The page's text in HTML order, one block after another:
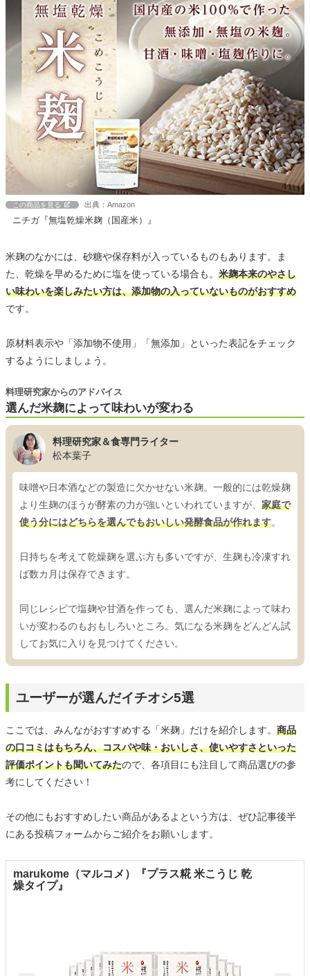
この商品を見る 出典：Amazon
ニチガ『無塩乾燥米麹（国産米）』
米麹のなかには、砂糖や保存料が入っているものもあります。ま
た、乾燥を早めるために塩を使っている場合も。 米麹本来のやさし
い味わいを楽しみたい方は、添加物の入っていないものがおすすめ
です。
原材料表示や「添加物不使用」「無添加」といった表記をチェック
するようにしましょう。
選んだ米麹によって味わいが変わる
料理研究家からのアドバイス
料理研究家＆食専門ライター
松本葉子
味噌や日本酒などの製造に欠かせない米麹。一般的には乾燥麹
より生麹のほうが酵素の力が強いといわれていますが、 家庭で
使う分にはどちらを選んでもおいしい発酵食品が作れます。
日持ちを考えて乾燥麹を選ぶ方も多いですが、生麹も冷凍すれ
ば数カ月は保存できます。
同じレシピで塩麹や甘酒を作っても、選んだ米麹によって味わ
いが変わるのもおもしろいところ。気になる米麹をどんどん試
してお気に入りを見つけてください。
ユーザーが選んだイチオシ5選
ここでは、みんながおすすめする「米麹」だけを紹介します。 商品
の口コミはもちろん、コスパや味・おいしさ、使いやすさといった
評価ポイントも聞いてみたので、各項目にも注目して商品選びの参
考にしてください！
その他にもおすすめしたい商品があるよという方は、ぜひ記事後半
にある投稿フォームからご紹介をお願いします。
marukome（マルコメ）『プラス糀 米こうじ 乾
燥タイプ』